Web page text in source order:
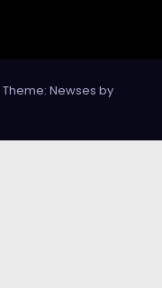
Theme: Newses by